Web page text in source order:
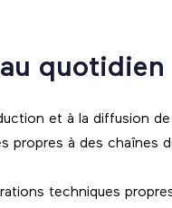
quotidien
et à la diffusion
propres à des chaînes
techniques